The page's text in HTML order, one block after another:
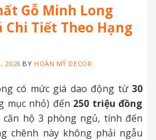
Gỗ Minh Long
Chi Tiết Theo Hạng
2026 BY HOÀN MỸ DECOR
có mức giá dao động từ 30
mục nhỏ) đến 250 triệu đồng
hộ 3 phòng ngủ, tính đến
chênh này không phải ngẫu